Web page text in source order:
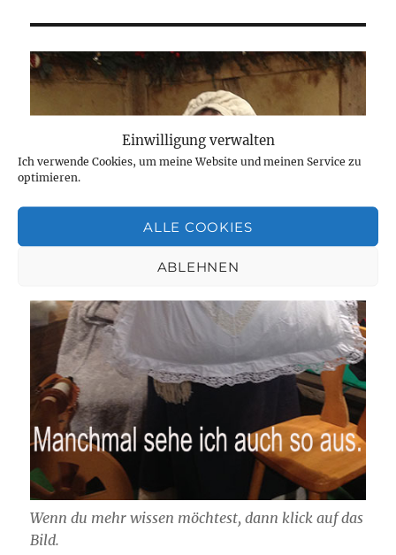
Einwilligung verwalten
Ich verwende Cookies, um meine Website und meinen Service zu
optimieren.
ALLE COOKIES
ABLEHNEN
Welt
Wenn du mehr wissen möchtest, dann klick auf das
Bild.